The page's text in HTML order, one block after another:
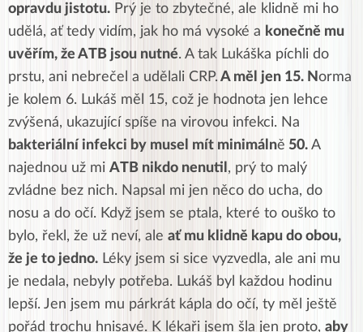
opravdu jistotu. Prý je to zbytečné, ale klidně mi ho
udělá, ať tedy vidím, jak ho má vysoké a konečně mu
uvěřím, že ATB jsou nutné. A tak Lukáška píchli do
prstu, ani nebrečel a udělali CRP. A měl jen 15. Norma
je kolem 6. Lukáš měl 15, což je hodnota jen lehce
zvýšená, ukazující spíše na virovou infekci. Na
bakteriální infekci by musel mít minimálně 50. A
najednou už mi ATB nikdo nenutil , prý to malý
zvládne bez nich. Napsal mi jen něco do ucha, do
nosu a do očí. Když jsem se ptala, které to ouško to
bylo, řekl, že už neví, ale ať mu klidně kapu do obou,
že je to jedno. Léky jsem si sice vyzvedla, ale ani mu
je nedala, nebyly potřeba. Lukáš byl každou hodinu
lepší. Jen jsem mu párkrát kápla do očí, ty měl ještě
pořád trochu hnisavé. K lékaři jsem šla jen proto, aby